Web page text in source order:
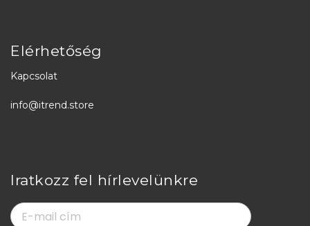
Elérhetőség
Kapcsolat
info@itrend.store
Iratkozz fel hírlevelünkre